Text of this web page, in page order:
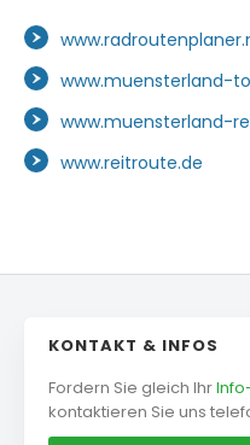
www.muensterland-
www.muensterland-
www.reitroute.de
KONTAKT & INFOS
Fordern Sie gleich Ihr
kontaktieren Sie uns